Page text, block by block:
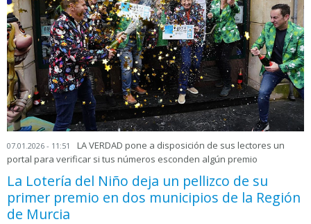
07.01.2026 - 11:51
LA VERDAD pone a disposición de sus lectores un
portal para verificar si tus números esconden algún premio
La Lotería del Niño deja un pellizco de su
primer premio en dos municipios de la Región
de Murcia